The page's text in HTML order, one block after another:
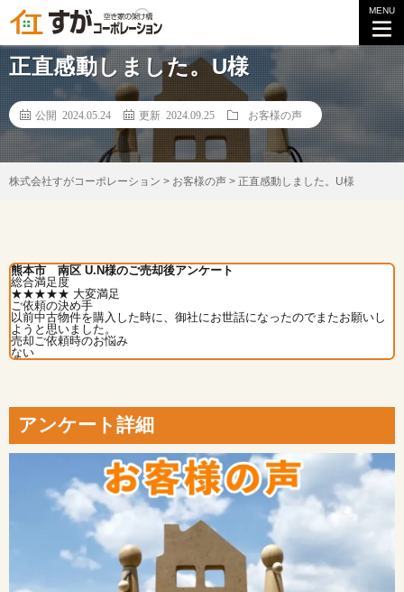
MENU
【お客様の声】
正直感動しました。U様
公開 2024.05.24 更新 2024.09.25 お客様の声
株式会社すがコーポレーション > お客様の声 > 正直感動しました。U様
熊本市 南区 U.N様のご売却後アンケート
総合満足度
★★★★★ 大変満足
ご依頼の決め手
以前中古物件を購入した時に、御社にお世話になったのでまたお願いし
ようと思いました。
売却ご依頼時のお悩み
ない
アンケート詳細